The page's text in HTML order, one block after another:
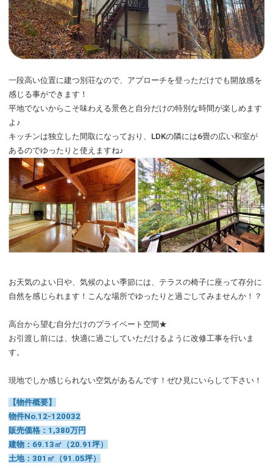
一段高い位置に建つ別荘なので、アプローチを登っただけでも開放感を
感じる事ができます！
平地でないからこそ味わえる景色と自分だけの特別な時間が楽しめます
よ♪
キッチンは独立した間取になっており、LDKの隣には6畳の広い和室が
あるのでゆったりと使えますね♪
お天気のよい日や、気候のよい季節には、テラスの椅子に座って存分に
自然を感じられます！こんな場所でゆったりと過ごしてみませんか！？
高台から望む自分だけのプライベート空間★
お引渡し前には、快適に過ごしていただけるように改修工事を行いま
す。
現地でしか感じられない空気があるんです！ぜひ見にいらして下さい！
【物件概要】
物件No.12-120032
販売価格：1,380万円
建物：69.13㎡（20.91坪）
土地：301㎡（91.05坪）